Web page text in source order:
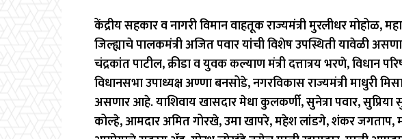
केंद्रीय सहकार व नागरी विमान वाहतूक राज्यमंत्री मुरलीधर मोहोळ,
जिल्ह्याचे पालकमंत्री अजित पवार यांची विशेष उपस्थिती यावेळी
चंद्रकांत पाटील, क्रीडा व युवक कल्याण मंत्री दत्तात्रय भरणे, विधान
विधानसभा उपाध्यक्ष अण्णा बनसोडे, नगरविकास राज्यमंत्री माधुरी
असणार आहे. याशिवाय खासदार मेधा कुलकर्णी, सुनेत्रा पवार,
कोल्हे, आमदार अमित गोरखे, उमा खापरे, महेश लांडगे, शंकर जगताप,